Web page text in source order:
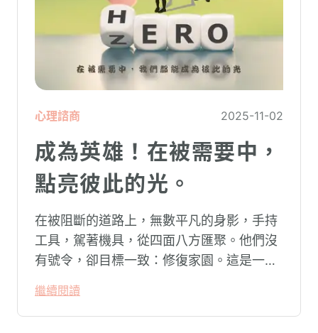
心理諮商 2025-11-02
成為英雄！在被需要中，
點亮彼此的光。
在被阻斷的道路上，無數平凡的身影，手持
工具，駕著機具，從四面八方匯聚。他們沒
有號令，卻目標一致：修復家園。這是一張
灣加油」，完美詮釋了臺灣人在困境中展現
的自發、互助與堅韌。這，就是台灣引以為
繼續閱讀